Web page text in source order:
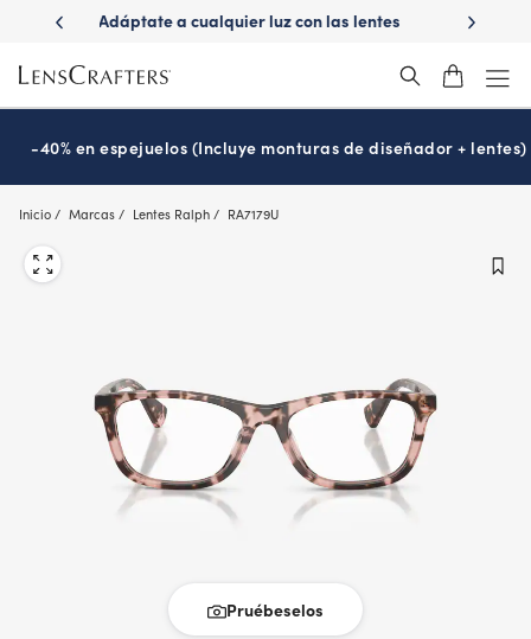
main
content
lentes
¿Es hora de tu examen de la vista?
Disfruta -
-40% en espejuelos (Incluye monturas de diseñador + lentes)
Inicio Marcas Lentes Ralph RA7179U
Pruébeselos